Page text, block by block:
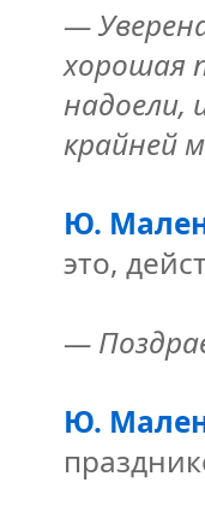
—
хорошая
надоели,
крайней
Ю.
это,
—
Ю.